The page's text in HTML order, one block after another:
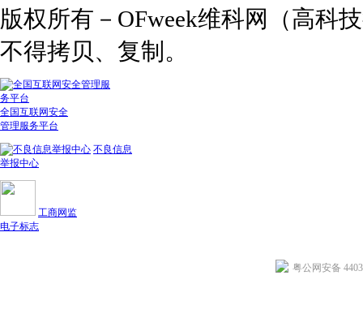
版权所有－OFweek维科网（高科
不得拷贝、复制。
全国互联网安全
管理服务平台
不良信息
举报中心
工商网监
电子标志
粤公网安备